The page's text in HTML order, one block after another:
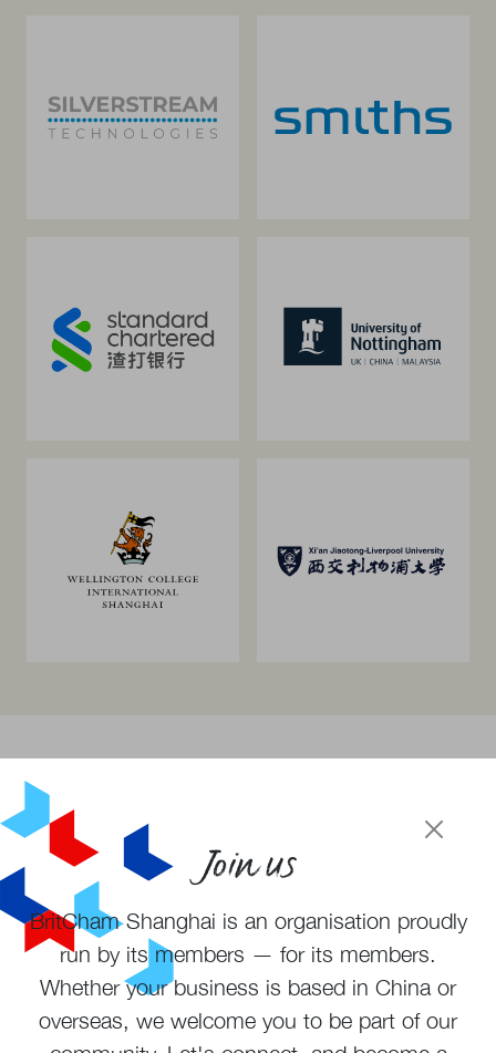
Join us
BritCham Shanghai is an organisation proudly
run by its members — for its members.
Whether your business is based in China or
overseas, we welcome you to be part of our
加入会员 订阅周报